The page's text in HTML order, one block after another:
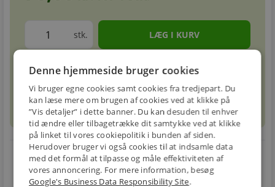
stk.
circleForventet leveringstid: 5-8 hverdageinfo
sellPrismatch info
E-MÆRKET
local_shipping
BILLIG
restart_alt
30 DAGES
Denne hjemmeside bruger cookies
Vi bruger egne cookies samt cookies fra tredjepart. Du
kan læse mere om brugen af cookies ved at klikke på
”Vis detaljer” i dette banner. Du kan desuden til enhver
tid ændre eller tilbagetrække dit samtykke ved at klikke
på linket til vores cookiepolitik i bunden af siden.
Herudover bruger vi også cookies til at indsamle data
med det formål at tilpasse og måle effektiviteten af
vores annoncering. For mere information, besøg
Google's Business Data Responsibility Site.